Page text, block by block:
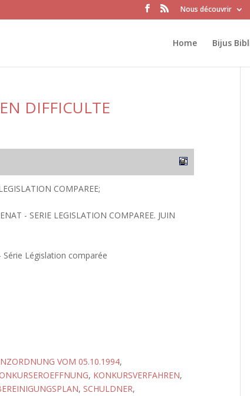
Nous découvrir
Home Bijus
DIFFICULTE
COMPAREE;
- SERIE LEGISLATION COMPAREE. JUIN
Législation comparée
VOM 05.10.1994,
, KONKURSVERFAHREN,
, SCHULDNER,